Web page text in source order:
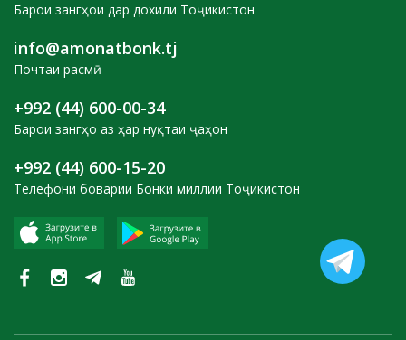
Барои зангҳои дар дохили Тоҷикистон
info@amonatbonk.tj
Почтаи расмӣ
+992 (44) 600-00-34
Барои зангҳо аз ҳар нуқтаи ҷаҳон
+992 (44) 600-15-20
Телефони боварии Бонки миллии Тоҷикистон